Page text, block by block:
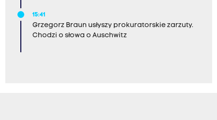
15:41
Grzegorz Braun usłyszy prokuratorskie zarzuty.
Chodzi o słowa o Auschwitz